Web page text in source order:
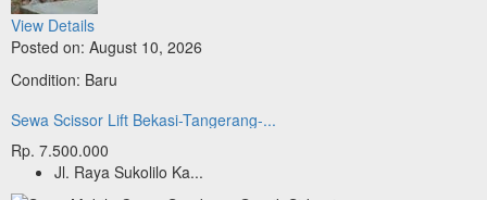
View Details
Posted on: August 10, 2026
Condition: Baru
Sewa Scissor Lift Bekasi-Tangerang-...
Rp. 7.500.000
Jl. Raya Sukolilo Ka...